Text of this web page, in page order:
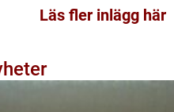
Läs fler inlägg här